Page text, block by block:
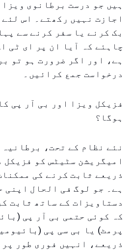
ہیں جو درست برطانوی
اجازت نہیں رکھتے۔ اس
بک کرنے یا سفر کرنے سے
چاہئے کہ آیا ان پر ای ٹی
ہے، اور اگر ضرورت ہو تو
درخواست جمع کرائیں۔
فزیکل ویزا اور بی آر پی
ہوگا؟
نئے نظام کے تحت، برطانیہ
امیگریشن سٹیٹس کو فزیکل
ذریعے ثابت کرنے کی
ہے۔ جو لوگ فی الحال اپنی
دستاویزات کے ساتھ ثابت
کہ کوئی حتمی بی آر پی
پرمٹ) یا بی سی پی